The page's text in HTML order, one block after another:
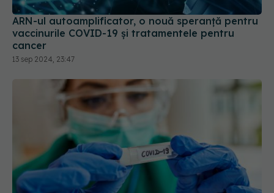
ARN-ul autoamplificator, o nouă speranță pentru
vaccinurile COVID-19 și tratamentele pentru
cancer
13 sep 2024, 23:47